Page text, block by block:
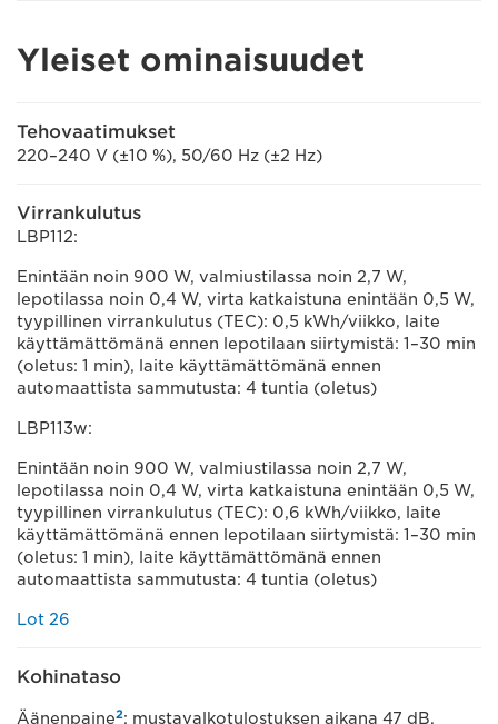
Yleiset ominaisuudet
Tehovaatimukset
220–240 V (±10 %), 50/60 Hz (±2 Hz)
Virrankulutus
LBP112:
Enintään noin 900 W, valmiustilassa noin 2,7 W,
lepotilassa noin 0,4 W, virta katkaistuna enintään 0,5 W,
tyypillinen virrankulutus (TEC): 0,5 kWh/viikko, laite
käyttämättömänä ennen lepotilaan siirtymistä: 1–30 min
(oletus: 1 min), laite käyttämättömänä ennen
automaattista sammutusta: 4 tuntia (oletus)
LBP113w:
Enintään noin 900 W, valmiustilassa noin 2,7 W,
lepotilassa noin 0,4 W, virta katkaistuna enintään 0,5 W,
tyypillinen virrankulutus (TEC): 0,6 kWh/viikko, laite
käyttämättömänä ennen lepotilaan siirtymistä: 1–30 min
(oletus: 1 min), laite käyttämättömänä ennen
automaattista sammutusta: 4 tuntia (oletus)
Lot 26
Kohinataso
Äänenpaine2: mustavalkotulostuksen aikana 47 dB,